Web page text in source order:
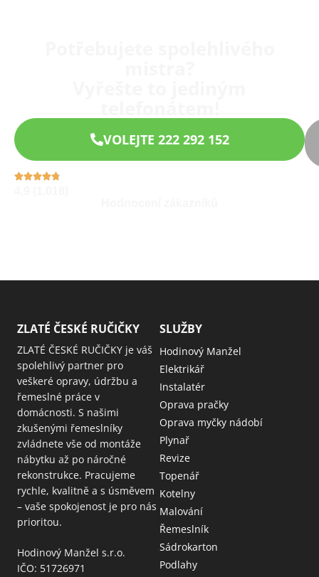
VOLEJTE 222 292 152
ZLATÉ ČESKÉ RUČIČKY
ZLATÉ ČESKÉ RUČIČKY je váš
spolehlivý partner pro
veškeré opravy, údržbu a
řemeslné práce v
domácnosti. S našimi
zkušenými řemeslníky
zvládnete vše od montáže
nábytku až po náročné
rekonstrukce. Pracujeme
rychle, kvalitně a s úsměvem
– vaše spokojenost je pro nás
prioritou.
Hodinový Manžel s.r.o.
IČO: 51726971
SLUŽBY
Hodinový Manžel
Elektrikář
Instalatér
Oprava pračky
Oprava myčky nádobí
Plynař
Revize
Topenář
Kotelny
Malování
Řemeslník
Sádrokarton
Podlahy